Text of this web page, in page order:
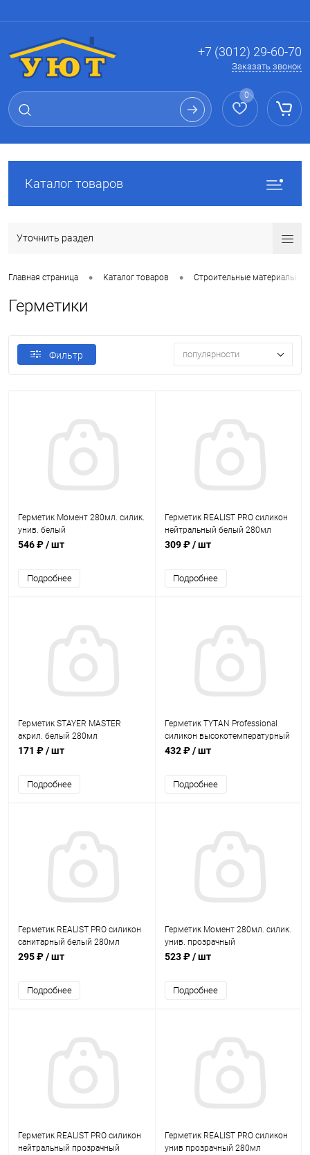
+7 (3012) 29-60-70
Заказать звонок
0
Каталог товаров
Уточнить раздел
Главная страница • Каталог товаров • Строительные материалы
Герметики
Фильтр популярности
Герметик Момент 280мл. силик.
унив. белый
546 ₽/ шт
Подробнее
Герметик REALIST PRO силикон
нейтральный белый 280мл
309 ₽/ шт
Подробнее
Герметик STAYER MASTER
акрил. белый 280мл
171 ₽/ шт
Подробнее
Герметик TYTAN Professional
силикон высокотемпературный
красный 280мл. (12)
432 ₽/ шт
Подробнее
Герметик REALIST PRO силикон
санитарный белый 280мл
295 ₽/ шт
Подробнее
Герметик Момент 280мл. силик.
унив. прозрачный
523 ₽/ шт
Подробнее
Герметик REALIST PRO силикон
нейтральный прозрачный
Герметик REALIST PRO силикон
унив прозрачный 280мл